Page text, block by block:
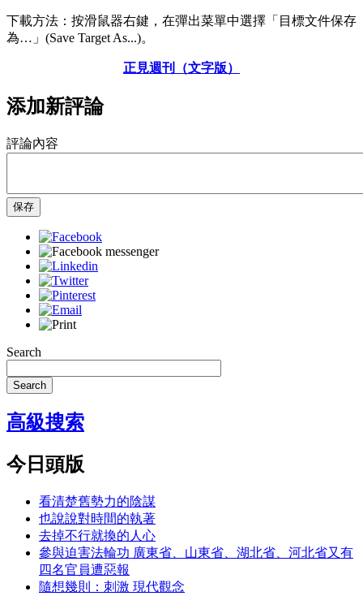
下載方法：按滑鼠器右鍵，在彈出菜單中選擇「目標文件保存
為…」(Save Target As...)。
正見週刊（文字版）
添加新評論
評論內容
保存
Search
Search
高級搜索
今日頭版
看清楚舊勢力的陰謀
也說說對時間的執著
去掉不行就換的人心
參與迫害法輪功 廣東省、山東省、湖北省、河北省又有
四名官員遭惡報
隨想幾則：刺激 現代觀念